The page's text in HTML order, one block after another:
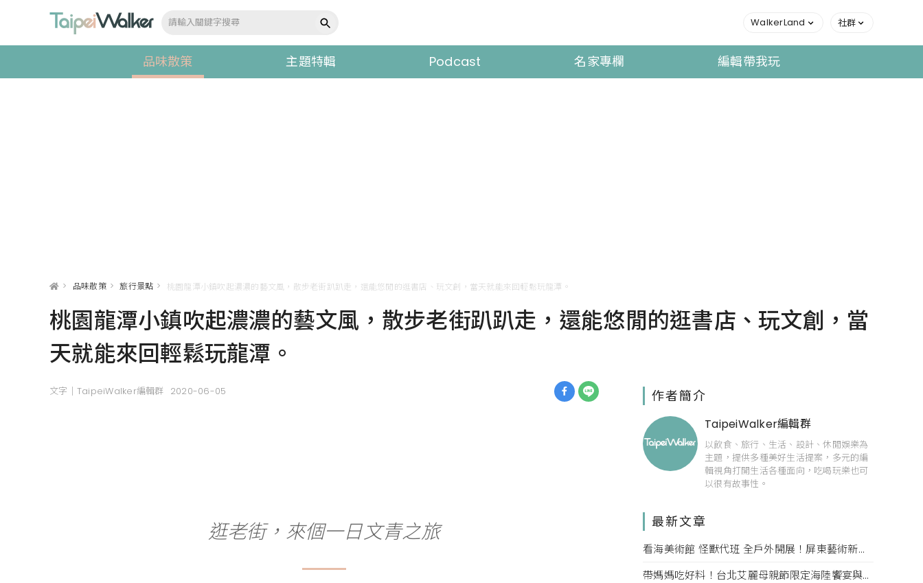
WalkerLand 社群
品味散策 主題特輯 Podcast 名家專欄 編輯帶我玩
> 品味散策 > 旅行景點 > 桃園龍潭小鎮吹起濃濃的藝文風，散步老街趴趴走，還能悠閒的逛書店、玩文創，當天就能來回輕鬆玩龍潭。
桃園龍潭小鎮吹起濃濃的藝文風，散步老街趴趴走，還能悠閒的逛書店、玩文創，當
天就能來回輕鬆玩龍潭。
文字｜TaipeiWalker編輯群 2020-06-05
逛老街，來個一日文青之旅
作者簡介
TaipeiWalker編輯群
以飲食、旅行、生活、設計、休閒娛樂為
主題，提供多種美好生活提案，多元的編
輯視角打開生活各種面向，吃喝玩樂也可
以很有故事性。
最新文章
看海美術館 怪獸代班 全戶外開展！屏東藝術新亮點 網美必拍。
帶媽媽吃好料！台北艾麗母親節限定海陸饗宴與住房專案一次收藏。